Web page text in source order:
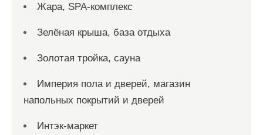
Жара, SPA-комплекс
Зелёная крыша, база отдыха
Золотая тройка, сауна
Империя пола и дверей, магазин
напольных покрытий и дверей
Интэк-маркет